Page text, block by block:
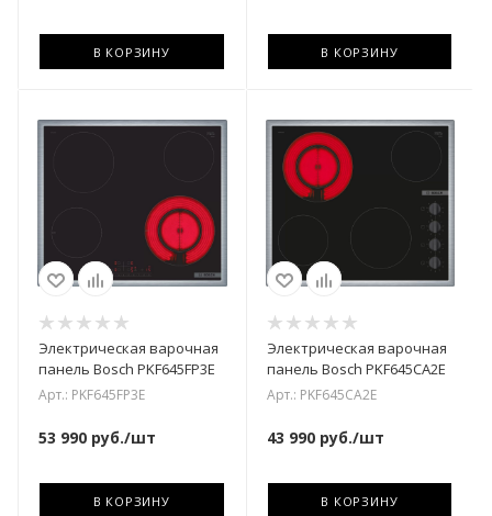
В КОРЗИНУ В КОРЗИНУ
Электрическая варочная
панель Bosch PKF645FP3E
Арт.: PKF645FP3E
53 990 руб./шт
В КОРЗИНУ
Электрическая варочная
панель Bosch PKF645CA2E
Арт.: PKF645CA2E
43 990руб./шт
В КОРЗИНУ